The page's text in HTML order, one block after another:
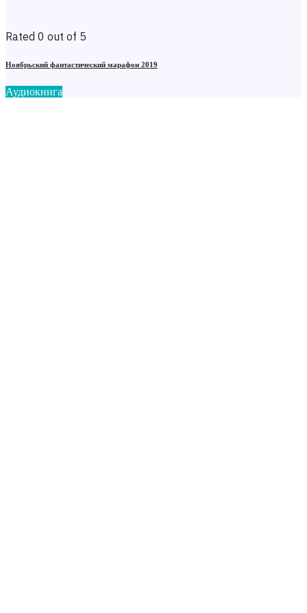
Rated 0 out of 5
Ноябрьский фантастический марафон 2019
Аудиокнига